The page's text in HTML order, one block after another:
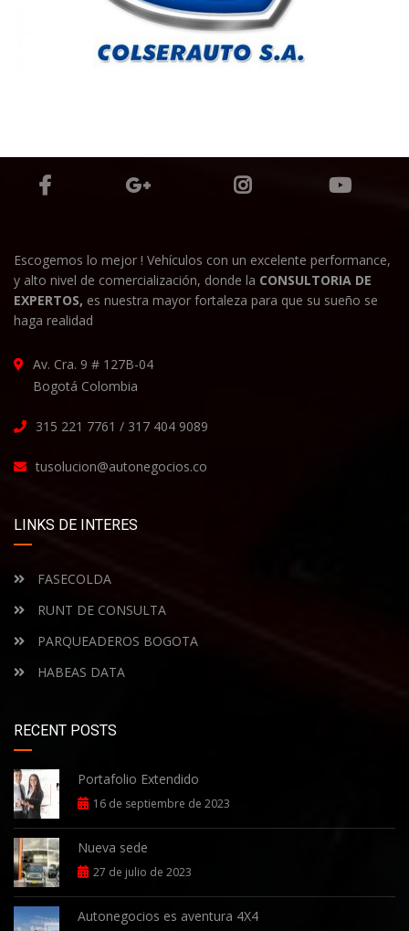
Escogemos lo mejor ! Vehículos con un excelente performance,
y alto nivel de comercialización, donde la CONSULTORIA DE
EXPERTOS, es nuestra mayor fortaleza para que su sueño se
haga realidad
Av. Cra. 9 # 127B-04
Bogotá Colombia
315 221 7761 / 317 404 9089
tusolucion@autonegocios.co
LINKS DE INTERES
FASECOLDA
RUNT DE CONSULTA
PARQUEADEROS BOGOTA
HABEAS DATA
RECENT POSTS
Portafolio Extendido
16 de septiembre de 2023
Nueva sede
27 de julio de 2023
Autonegocios es aventura 4X4